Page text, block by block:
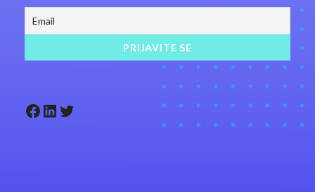
Facebook LinkedIn Twitter